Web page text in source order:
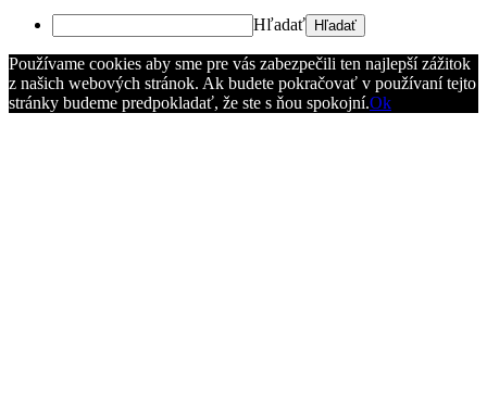
Hľadať
Používame cookies aby sme pre vás zabezpečili ten najlepší zážitok
z našich webových stránok. Ak budete pokračovať v používaní tejto
stránky budeme predpokladať, že ste s ňou spokojní.Ok